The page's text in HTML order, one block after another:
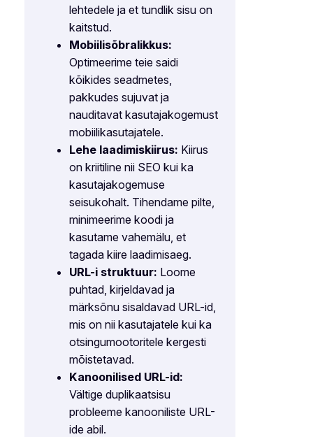
lehtedele ja et tundlik sisu on
kaitstud.
Mobiilisõbralikkus:
Optimeerime teie saidi
kõikides seadmetes,
pakkudes sujuvat ja
nauditavat kasutajakogemust
mobiilikasutajatele.
Lehe laadimiskiirus: Kiirus
on kriitiline nii SEO kui ka
kasutajakogemuse
seisukohalt. Tihendame pilte,
minimeerime koodi ja
kasutame vahemälu, et
tagada kiire laadimisaeg.
URL-i struktuur: Loome
puhtad, kirjeldavad ja
märksõnu sisaldavad URL-id,
mis on nii kasutajatele kui ka
otsingumootoritele kergesti
mõistetavad.
Kanoonilised URL-id:
Vältige duplikaatsisu
probleeme kanooniliste URL-
ide abil.